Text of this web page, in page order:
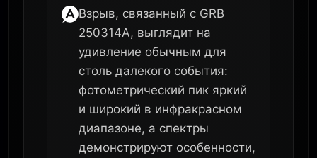
Взрыв, связанный с GRB
250314A, выглядит на
удивление обычным для
столь далекого события:
фотометрический пик яркий
и широкий в инфракрасном
диапазоне, а спектры
демонстрируют особенности,